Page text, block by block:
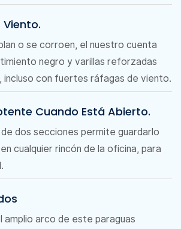
Viento.
o se corroen, el nuestro cuenta
negro y varillas reforzadas
incluso con fuertes ráfagas de viento.
Cuando Está Abierto.
dos secciones permite guardarlo
cualquier rincón de la oficina, para
amplio arco de este paraguas